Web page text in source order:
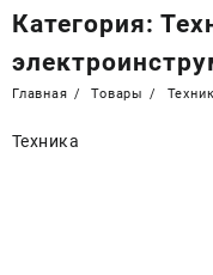
Категория:
Главная Товары
Техника